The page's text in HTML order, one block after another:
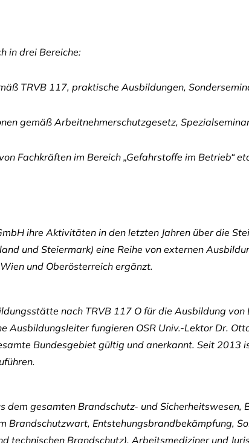
in drei Bereiche:
TRVB 117, praktische Ausbildungen,
gemäß Arbeitnehmerschutzgesetz,
Fachkräften im Bereich „Gefahrstoffe im Betrieb“
ihre Aktivitäten in den letzten Jahren über die
und Steiermark) eine Reihe von externen
und Oberösterreich ergänzt.
nach TRVB 117 O für die Ausbildung
Ausbildungsleiter fungieren OSR Univ.-Lektor Dr.
Bundesgebiet gültig und anerkannt. Seit 2013
dem gesamten Brandschutz- und
Brandschutzwart, Entstehungsbrandbekämpfung,
technischen Brandschutz), Arbeitsmediziner und